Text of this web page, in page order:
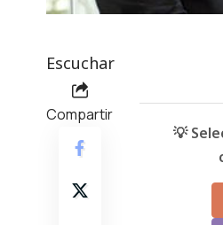
Escuchar
Compartir
💡